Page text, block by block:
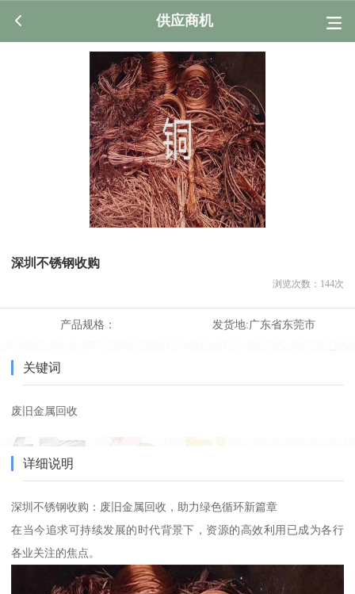
供应商机
深圳不锈钢收购
浏览次数： 144次
产品规格： 发货地:广东省东莞市
关键词
废旧金属回收
详细说明
深圳不锈钢收购：废旧金属回收，助力绿色循环新篇章
在当今追求可持续发展的时代背景下，资源的高效利用已成为各行
各业关注的焦点。